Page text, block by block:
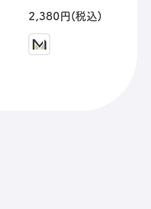
2,380円(税込)